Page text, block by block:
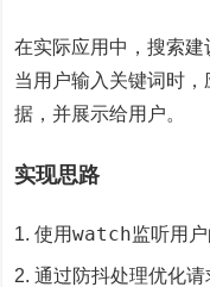
在实际应用中，搜索建
当用户输入关键词时
据，并展示给用户。
实现思路
使用watch监听用
通过防抖处理优化请